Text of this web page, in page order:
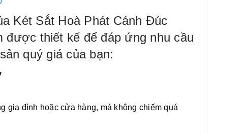
Két Sắt Hoà Phát Cánh Đúc
được thiết kế để đáp ứng nhu cầu
quý giá của bạn:
gia đình hoặc cửa hàng, mà không chiếm quá